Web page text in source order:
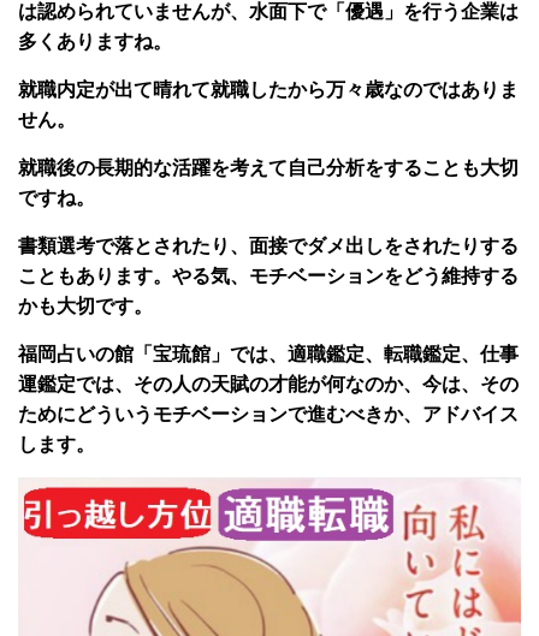
は認められていませんが、水面下で「優遇」を行う企業は
多くありますね。
就職内定が出て晴れて就職したから万々歳なのではありま
せん。
就職後の長期的な活躍を考えて自己分析をすることも大切
ですね。
書類選考で落とされたり、面接でダメ出しをされたりする
こともあります。やる気、モチベーションをどう維持する
かも大切です。
福岡占いの館「宝琉館」では、適職鑑定、転職鑑定、仕事
運鑑定では、その人の天賦の才能が何なのか、今は、その
ためにどういうモチベーションで進むべきか、アドバイス
します。